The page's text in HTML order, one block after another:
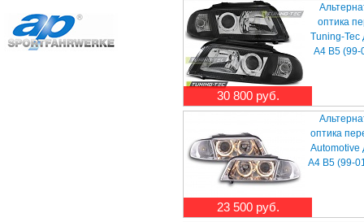
30 800 руб.
оптика
Tuning-Tec
A4 B5 (99-
23 500 руб.
оптика
Automotive
A4 B5 (99-